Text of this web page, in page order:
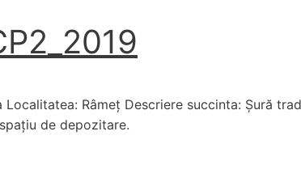
Localitatea: Râmeț Descriere succinta: Șură
de depozitare.